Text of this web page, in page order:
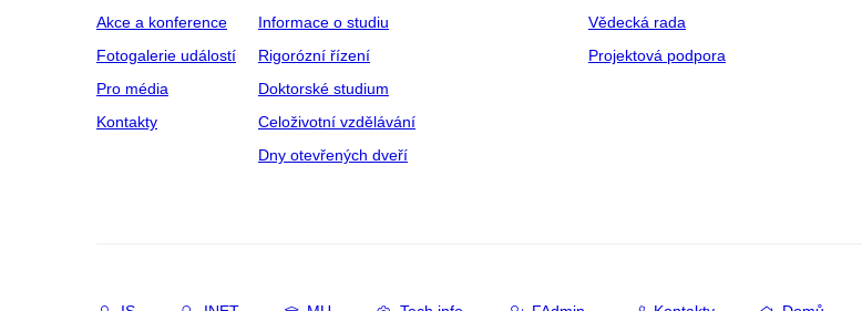
Akce a konference
Fotogalerie událostí
Pro média
Kontakty
Informace o studiu
Rigorózní řízení
Doktorské studium
Celoživotní vzdělávání
Dny otevřených dveří
Vědecká rada
Projektová podpora